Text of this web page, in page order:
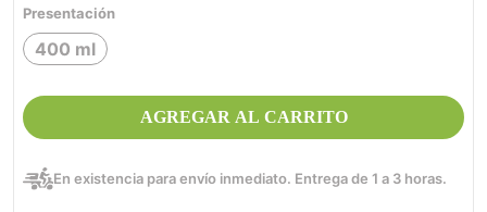
Presentación
400 ml
AGREGAR AL CARRITO
En existencia para envío inmediato. Entrega de 1 a 3 horas.